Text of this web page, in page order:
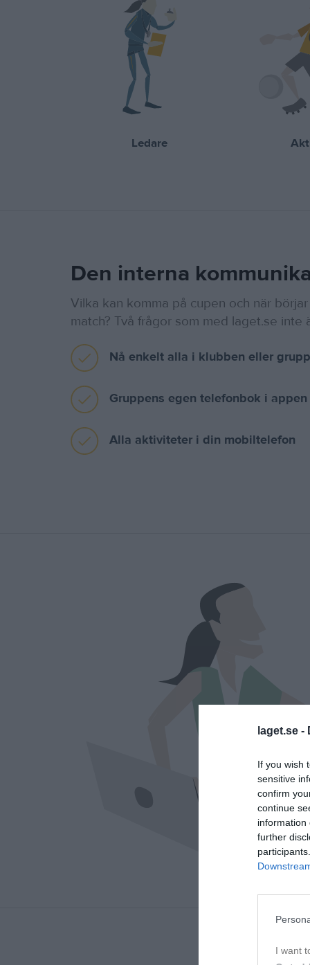
laget.se -
If you wish
sensitive
confirm
continue
information
further
I want
Ledare
Den interna
Vilka kan komma på cupen och när
match? Två frågor som med laget.se inte
Nå enkelt alla i klubben eller
Gruppens egen telefonbok i appen
Alla aktiviteter i din mobiltelefon